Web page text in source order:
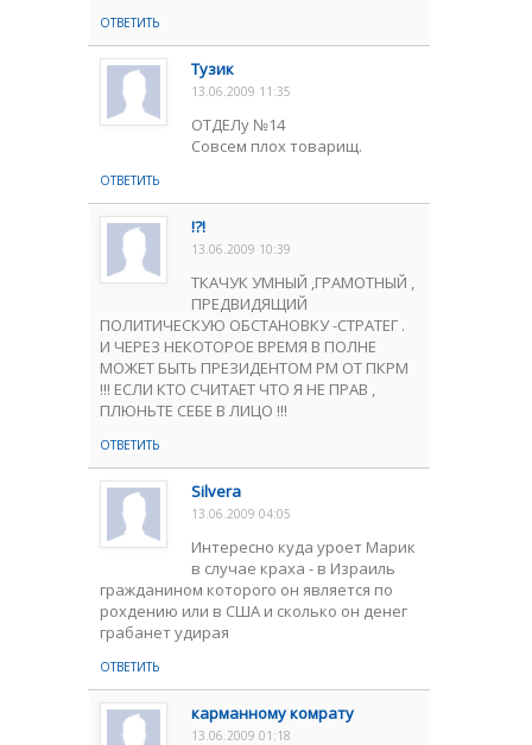
ОТВЕТИТЬ
Тузик
13.06.2009 11:35
ОТДЕЛу №14
Совсем плох товарищ.
ОТВЕТИТЬ
!?!
13.06.2009 10:39
ТКАЧУК УМНЫЙ ,ГРАМОТНЫЙ ,
ПРЕДВИДЯЩИЙ
ПОЛИТИЧЕСКУЮ ОБСТАНОВКУ -СТРАТЕГ .
И ЧЕРЕЗ НЕКОТОРОЕ ВРЕМЯ В ПОЛНЕ
МОЖЕТ БЫТЬ ПРЕЗИДЕНТОМ РМ ОТ ПКРМ
!!! ЕСЛИ КТО СЧИТАЕТ ЧТО Я НЕ ПРАВ ,
ПЛЮНЬТЕ СЕБЕ В ЛИЦО !!!
ОТВЕТИТЬ
Silvera
13.06.2009 04:05
Интересно куда уроет Марик
в случае краха - в Израиль
гражданином которого он является по
рохдению или в США и сколько он денег
грабанет удирая
ОТВЕТИТЬ
карманному комрату
13.06.2009 01:18